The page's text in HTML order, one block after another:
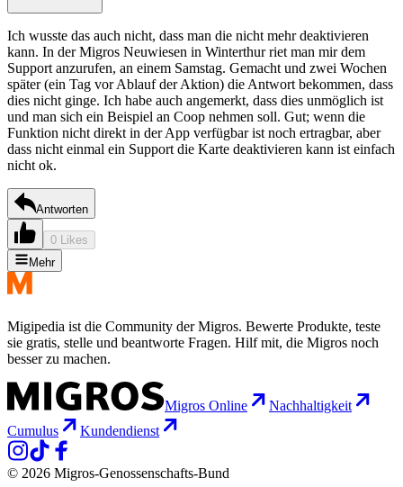
Ich wusste das auch nicht, dass man die nicht mehr deaktivieren
kann. In der Migros Neuwiesen in Winterthur riet man mir dem
Support anzurufen, an einem Samstag. Gemacht und zwei Wochen
später (ein Tag vor Ablauf der Aktion) die Antwort bekommen, dass
dies nicht ginge. Ich habe auch angemerkt, dass dies unmöglich ist
und man sich ein Beispiel an Coop nehmen soll. Gut; wenn die
Funktion nicht direkt in der App verfügbar ist noch ertragbar, aber
dass nicht einmal ein Support die Karte deaktivieren kann ist einfach
nicht ok.
Antworten
0 Likes
Mehr
Migipedia ist die Community der Migros. Bewerte Produkte, teste
sie gratis, stelle und beantworte Fragen. Hilf mit, die Migros noch
besser zu machen.
Migros Online
Nachhaltigkeit
Cumulus
Kundendienst
© 2026 Migros-Genossenschafts-Bund